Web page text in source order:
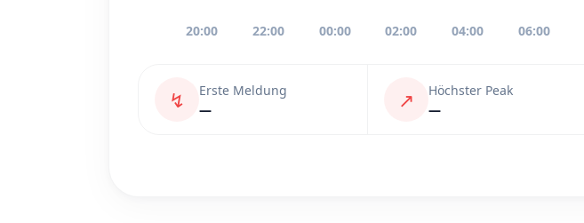
20:00 22:00 00:00 02:00 04:00 06:00
↯
Erste Meldung
—
↗
Höchster Peak
—